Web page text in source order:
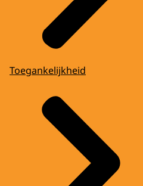
Toegankelijkheid